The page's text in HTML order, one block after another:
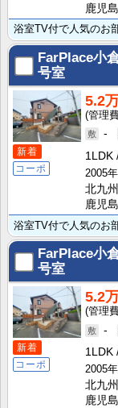
鹿児
FarPlace小
号室
新着
コーポ
5.2
-
1LDK
2005
北九
鹿児
FarPlace小
号室
新着
コーポ
5.2
-
1LDK
2005
北九
鹿児